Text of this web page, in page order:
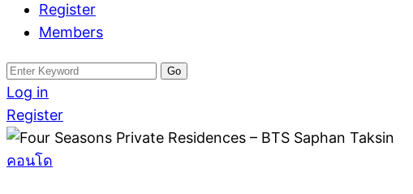
Register
Members
Search
for:
Log in
Register
คอนโด